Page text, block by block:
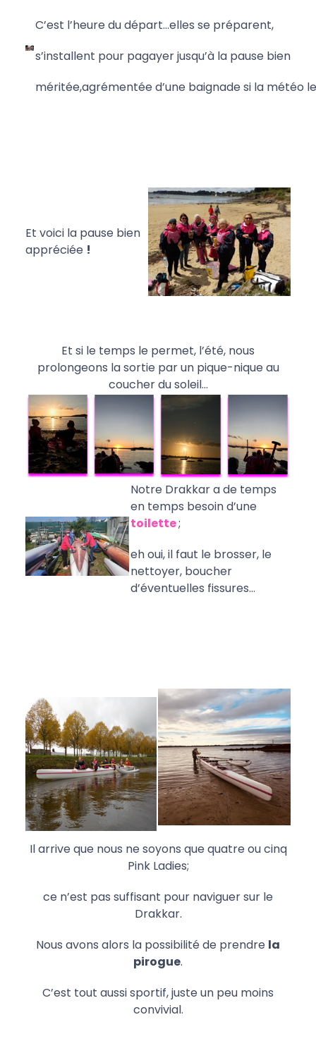
C’est l’heure du départ...elles se préparent,
s’installent pour pagayer jusqu’à la pause bien
méritée,agrémentée d’une baignade si la météo
Et voici la pause bien
appréciée !
Et si le temps le permet, l’été, nous
prolongeons la sortie par un pique-nique au
coucher du soleil…
Notre Drakkar a de temps
en temps besoin d’une
toilette;
eh oui, il faut le brosser, le
nettoyer, boucher
d’éventuelles fissures…
Il arrive que nous ne soyons que quatre ou cinq
Pink Ladies;
ce n’est pas suffisant pour naviguer sur le
Drakkar.
Nous avons alors la possibilité de prendre la
pirogue.
C’est tout aussi sportif, juste un peu moins
convivial.